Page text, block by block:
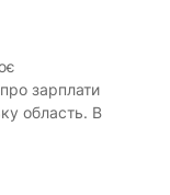
зарплати
область. В